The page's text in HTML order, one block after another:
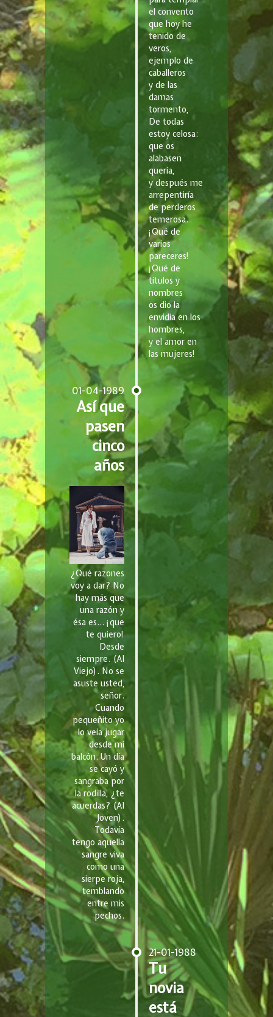
el convento
que hoy he
tenido de
veros,
ejemplo de
caballeros
y de las
damas
tormento,
De todas
estoy celosa:
que os
alabasen
quería,
y después me
arrepentiría
de perderos
temerosa.
¡Qué de
varios
pareceres!
¡Qué de
títulos y
nombres
os dio la
envidia en los
hombres,
y el amor en
las mujeres!
01-04-1989
Así que
pasen
cinco
años
¿Qué razones
voy a dar? No
hay más que
una razón y
ésa es… ¡que
te quiero!
Desde
siempre. (Al
Viejo). No se
asuste usted,
señor.
Cuando
pequeñito yo
lo veía jugar
desde mi
balcón. Un día
se cayó y
sangraba por
la rodilla, ¿te
acuerdas? (Al
Joven).
Todavía
tengo aquella
sangre viva
como una
sierpe roja,
temblando
entre mis
pechos.
21-01-1988
Tu
novia
está